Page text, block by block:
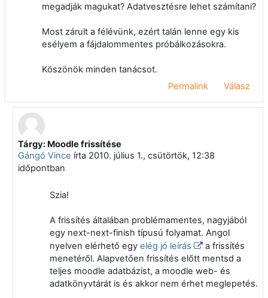
megadják magukat? Adatvesztésre lehet számítani?
Most zárult a félévünk, ezért talán lenne egy kis
esélyem a fájdalommentes próbálkozásokra.
Köszönök minden tanácsot.
Permalink
Válasz
Válasz erre: Klein Arnold
Tárgy: Moodle frissítése
Gángó Vince írta 2010. július 1., csütörtök, 12:38
időpontban
Szia!
A frissítés általában problémamentes, nagyjából
egy next-next-finish típusú folyamat. Angol
nyelven elérhető egy elég jó leírás
a frissítés
menetéről. Alapvetően frissítés előtt mentsd a
teljes moodle adatbázist, a moodle web- és
adatkönyvtárát is és akkor nem érhet meglepetés.